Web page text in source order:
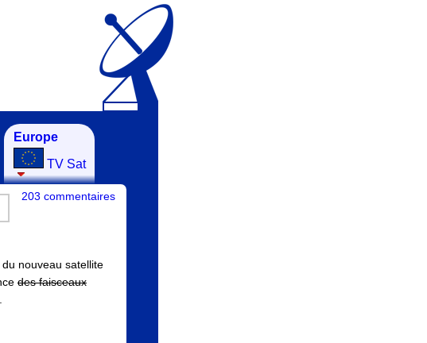
Europe
TV Sat
nouveau satellite
des faisceaux
203 commentaires